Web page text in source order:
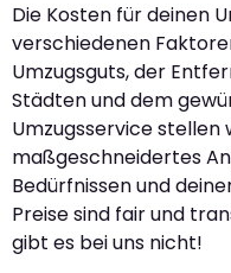
Die Kosten für deinen
verschiedenen
Umzugsguts, der
Städten und dem
Umzugsservice stellen
maßgeschneidertes
Bedürfnissen und
Preise sind fair und
gibt es bei uns nicht!